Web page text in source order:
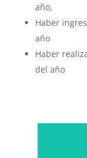
año,
Haber
año
Haber
del año